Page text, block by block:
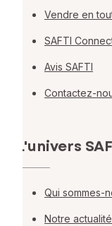
Vendre en
SAFTI
Avis SAFTI
Contactez-
L'univers
Qui sommes-
Notre actualité